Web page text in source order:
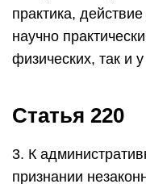
практика,
научно
физических, так и
Статья 220
3. К
признании